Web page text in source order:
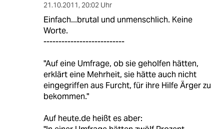
21.10.2011, 20:02 Uhr
Einfach...brutal und unmenschlich. Keine
Worte.
---------------------------
"Auf eine Umfrage, ob sie geholfen hätten,
erklärt eine Mehrheit, sie hätte auch nicht
eingegriffen aus Furcht, für ihre Hilfe Ärger zu
bekommen."
Auf heute.de heißt es aber: